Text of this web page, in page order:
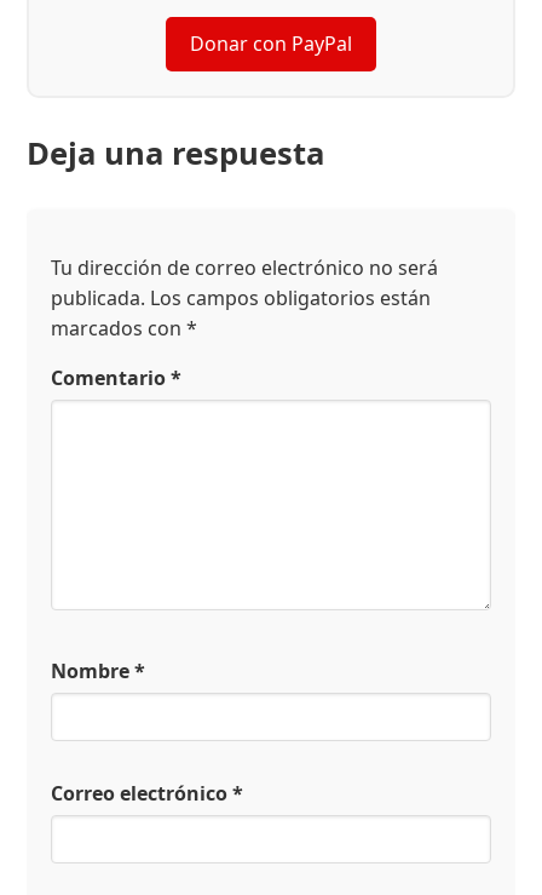
Donar con PayPal
Deja una respuesta
Tu dirección de correo electrónico no será
publicada. Los campos obligatorios están
marcados con*
Comentario*
Nombre*
Correo electrónico*